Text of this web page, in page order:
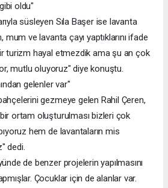
oldu"
süsleyen Sıla Başer ise lavanta
ve lavanta çayı yaptıklarını ifade
turizm hayal etmezdik ama şu an çok
mutlu oluyoruz" diye konuştu.
gelenler var"
gezmeye gelen Rahil Çeren,
ortam oluşturulması bizleri çok
hem de lavantaların mis
dedi.
de benzer projelerin yapılmasını
Çocuklar için de alanlar var.